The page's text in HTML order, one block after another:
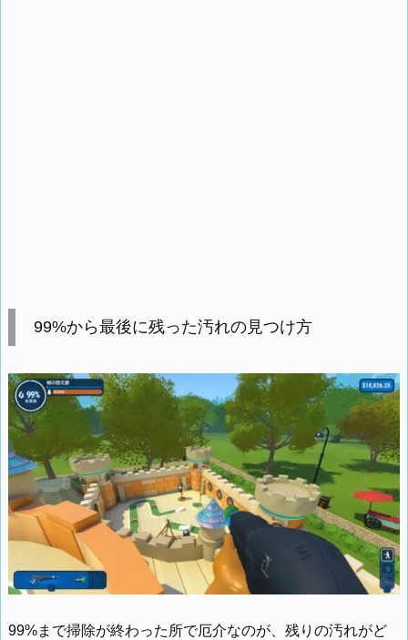
99%から最後に残った汚れの見つけ方
99%まで掃除が終わった所で厄介なのが、残りの汚れがど